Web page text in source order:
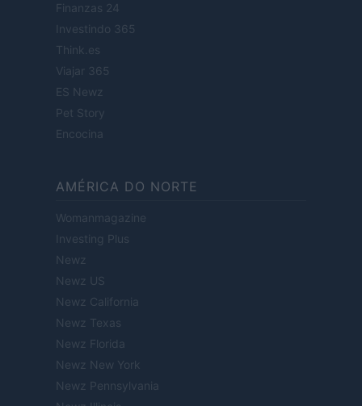
Finanzas 24
Investindo 365
Think.es
Viajar 365
ES Newz
Pet Story
Encocina
AMÉRICA DO NORTE
Womanmagazine
Investing Plus
Newz
Newz US
Newz California
Newz Texas
Newz Florida
Newz New York
Newz Pennsylvania